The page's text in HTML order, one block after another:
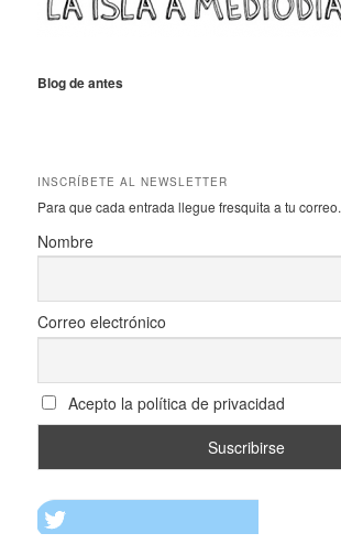
Blog de antes
INSCRÍBETE AL NEWSLETTER
Para que cada entrada llegue fresquita a tu correo.
Nombre
Correo electrónico
Acepto la política de privacidad